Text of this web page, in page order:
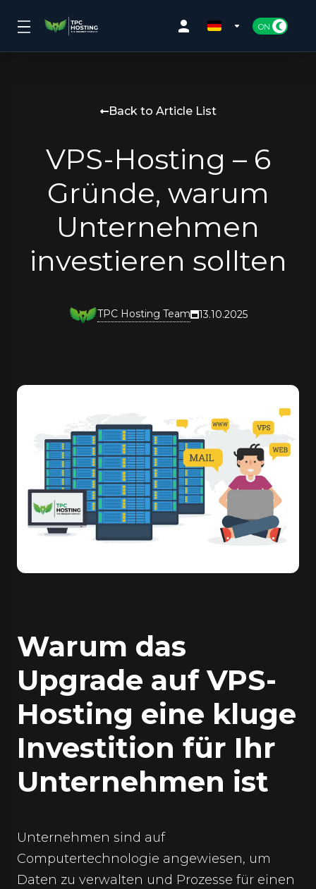
Back to Article List
VPS-Hosting – 6
Gründe, warum
Unternehmen
investieren sollten
TPC Hosting Team 13.10.2025
Warum das
Upgrade auf VPS-
Hosting eine kluge
Investition für Ihr
Unternehmen ist
Unternehmen sind auf
Computertechnologie angewiesen, um
Daten zu verwalten und Prozesse für einen